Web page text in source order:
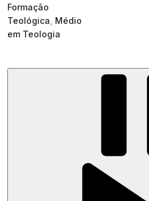
Formação
Teológica Médio
em Teologia